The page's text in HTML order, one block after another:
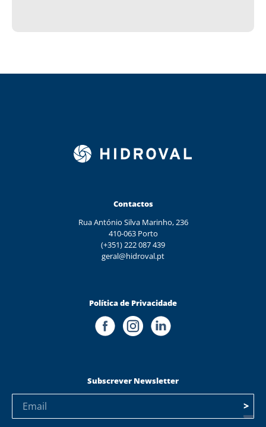
Contactos
Rua António Silva Marinho, 236
410-063 Porto
(+351) 222 087 439
geral@hidroval.pt
Política de Privacidade
Subscrever Newsletter
>